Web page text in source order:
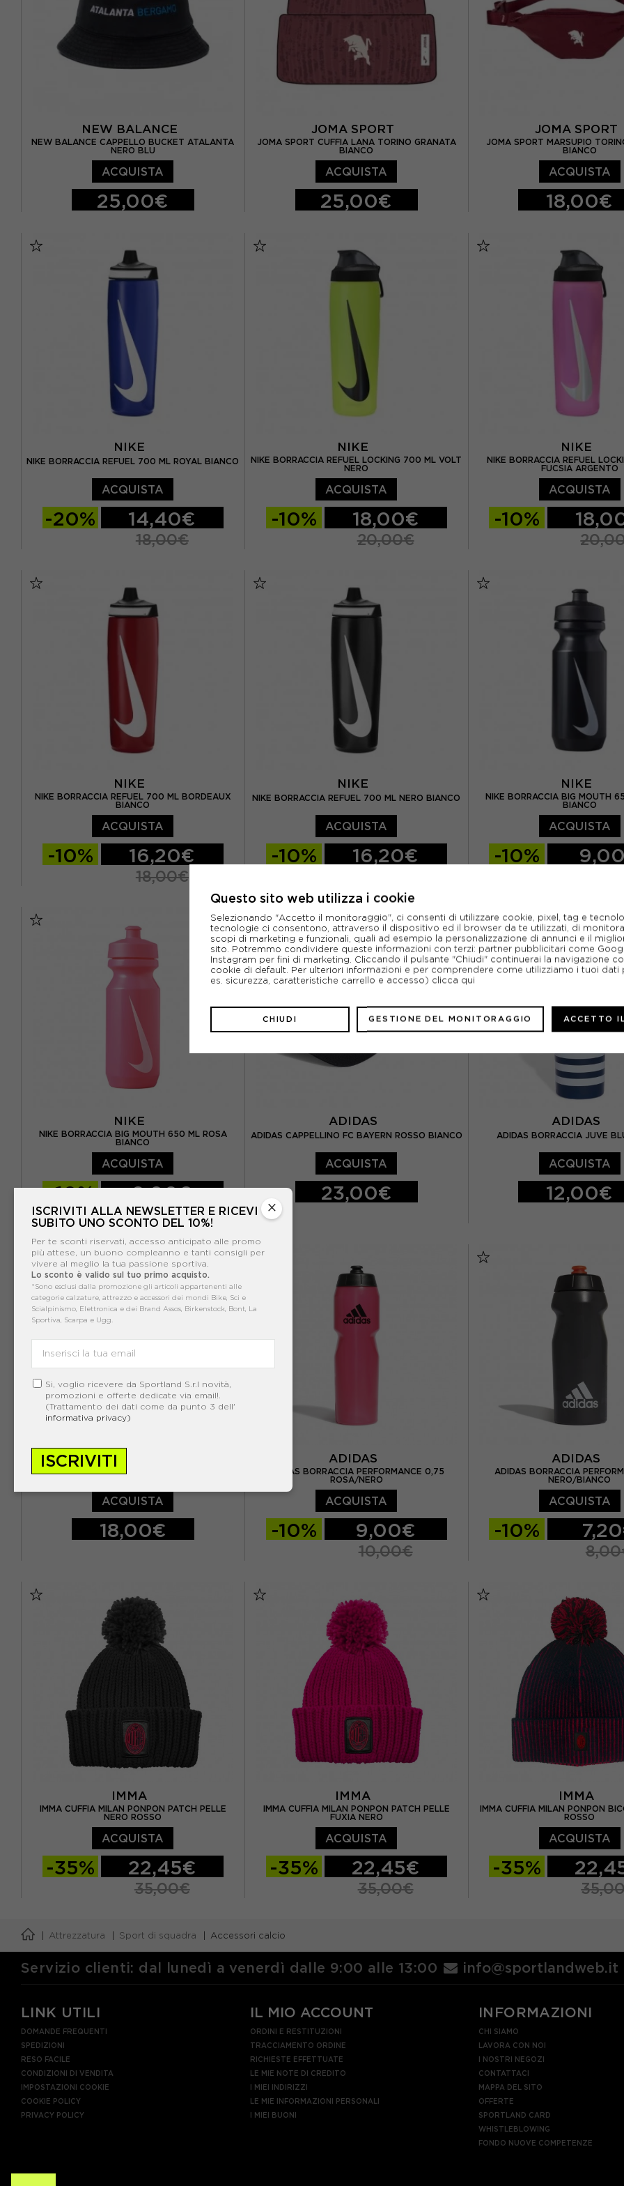
NEW BALANCE
NEW BALANCE CAPPELLO BUCKET ATALANTA
NERO BLU
ACQUISTA
25,00€
JOMA SPORT
JOMA SPORT CUFFIA LANA TORINO GRANATA
BIANCO
ACQUISTA
25,00€
JOMA SPORT
JOMA SPORT MARSUPIO
BIANCO
ACQUISTA
18,00€
NIKE
NIKE BORRACCIA REFUEL 700 ML ROYAL BIANCO
ACQUISTA
-20% 14,40€
18,00€
NIKE
NIKE BORRACCIA REFUEL LOCKING 700 ML VOLT
NERO
ACQUISTA
-10% 18,00€
20,00€
NIKE
NIKE BORRACCIA REFUEL
FUCSIA ARGENTO
ACQUISTA
-10%
NIKE
NIKE BORRACCIA REFUEL 700 ML BORDEAUX
BIANCO
ACQUISTA
-10% 16,20€
18,00€
NIKE
NIKE BORRACCIA REFUEL 700 ML NERO BIANCO
TU
ACQUISTA
-10% 16,20€
NIKE
NIKE BORRACCIA BIG MOUTH
BIANCO
ACQUISTA
-10%
NIKE
NIKE BORRACCIA BIG MOUTH 650 ML ROSA
BIANCO
TU
ACQUISTA
-10% 9,00€
10,00€
NUOVO
ADIDAS
ADIDAS CAPPELLINO FC BAYERN ROSSO BIANCO
M
ACQUISTA
23,00€
ADIDAS
ADIDAS BORRACCIA JUVE
ACQUISTA
12,00€
ADIDAS
ADIDAS FASCIA CAPITANO TIRO NERO BIANCO
ACQUISTA
18,00€
ADIDAS
ADIDAS BORRACCIA PERFORMANCE 0,75
ROSA/NERO
ACQUISTA
-10% 9,00€
10,00€
ADIDAS
ADIDAS BORRACCIA
NERO/BIANCO
ACQUISTA
-10%
IMMA
IMMA CUFFIA MILAN PONPON PATCH PELLE
NERO ROSSO
ACQUISTA
-35% 22,45€
35,00€
IMMA
IMMA CUFFIA MILAN PONPON PATCH PELLE
FUXIA NERO
ACQUISTA
-35% 22,45€
35,00€
IMMA
IMMA CUFFIA MILAN PONPON
ROSSO
ACQUISTA
-35%
Attrezzatura Sport di squadra Accessori calcio
×
ISCRIVITI ALLA NEWSLETTER E RICEVI
SUBITO UNO SCONTO DEL 10%!
Per te sconti riservati, accesso anticipato alle promo
più attese, un buono compleanno e tanti consigli per
vivere al meglio la tua passione sportiva.
Lo sconto è valido sul tuo primo acquisto.
*Sono esclusi dalla promozione gli articoli appartenenti alle
categorie calzature, attrezzo e accessori dei mondi Bike, Sci e
Scialpinismo, Elettronica e dei Brand Assos, Birkenstock, Bont, La
Sportiva, Scarpa e Ugg.
Si, voglio ricevere da Sportland S.r.l novità,
promozioni e offerte dedicate via email!.
(Trattamento dei dati come da punto 3 dell'
informativa privacy)
ISCRIVITI
Servizio clienti: dal lunedì a venerdì dalle 9:00 alle 13:00 info@sportlandweb.it
LINK UTILI
DOMANDE FREQUENTI
SPEDIZIONI
RESO FACILE
CONDIZIONI DI VENDITA
IMPOSTAZIONI COOKIE
COOKIE POLICY
PRIVACY POLICY
IL MIO ACCOUNT
ORDINI E RESTITUZIONI
TRACCIAMENTO ORDINE
RICHIESTE EFFETTUATE
LE MIE NOTE DI CREDITO
I MIEI INDIRIZZI
LE MIE INFORMAZIONI PERSONALI
I MIEI BUONI
INFORMAZIONI
CHI SIAMO
LAVORA CON NOI
I NOSTRI NEGOZI
CONTATTACI
MAPPA DEL SITO
OFFERTE
SPORTLAND CARD
WHISTLEBLOWING
FONDO NUOVE COMPETENZE
Questo sito web utilizza i cookie
Selezionando "Accetto il monitoraggio", ci consenti di utilizzare cookie, pixel, tag e
tecnologie ci consentono, attraverso il dispositivo ed il browser da te utilizzati, di
scopi di marketing e funzionali, quali ad esempio la personalizzazione di annunci e il
sito. Potremmo condividere queste informazioni con terzi: partner pubblicitari come
Instagram per fini di marketing. Cliccando il pulsante "Chiudi" continuerai la navigazione
cookie di default. Per ulteriori informazioni e per comprendere come utilizziamo i tuoi
es. sicurezza, caratteristiche carrello e accesso) clicca qui
CHIUDI GESTIONE DEL MONITORAGGIO ACCETTO